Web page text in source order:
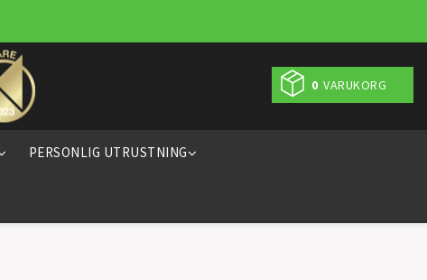
0 VARUKORG
PERSONLIG UTRUSTNING